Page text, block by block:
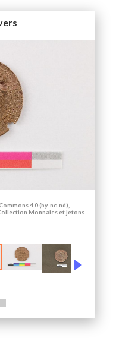
4.0 (by-nc-nd),
Monnaies et jetons